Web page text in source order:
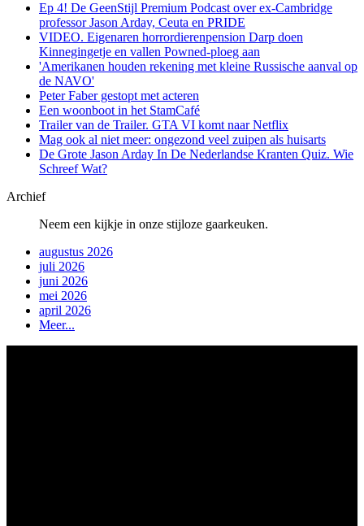
Ep 4! De GeenStijl Premium Podcast over ex-Cambridge
professor Jason Arday, Ceuta en PRIDE
VIDEO. Eigenaren horrordierenpension Darp doen
Kinnegingetje en vallen Powned-ploeg aan
'Amerikanen houden rekening met kleine Russische aanval op
de NAVO'
Peter Faber gestopt met acteren
Een woonboot in het StamCafé
Trailer van de Trailer. GTA VI komt naar Netflix
Mag ook al niet meer: ongezond veel zuipen als huisarts
De Grote Jason Arday In De Nederlandse Kranten Quiz. Wie
Schreef Wat?
Archief
Neem een kijkje in onze stijloze gaarkeuken.
augustus 2026
juli 2026
juni 2026
mei 2026
april 2026
Meer...